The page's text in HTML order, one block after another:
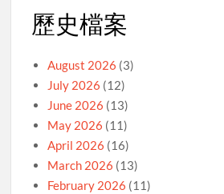
歷史檔案
August 2026 (3)
July 2026 (12)
June 2026 (13)
May 2026 (11)
April 2026 (16)
March 2026 (13)
February 2026 (11)